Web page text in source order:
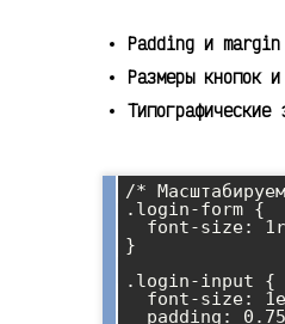
Padding и margin
Размеры кнопок
Типографические
/*
.login-form {
}
.login-input {